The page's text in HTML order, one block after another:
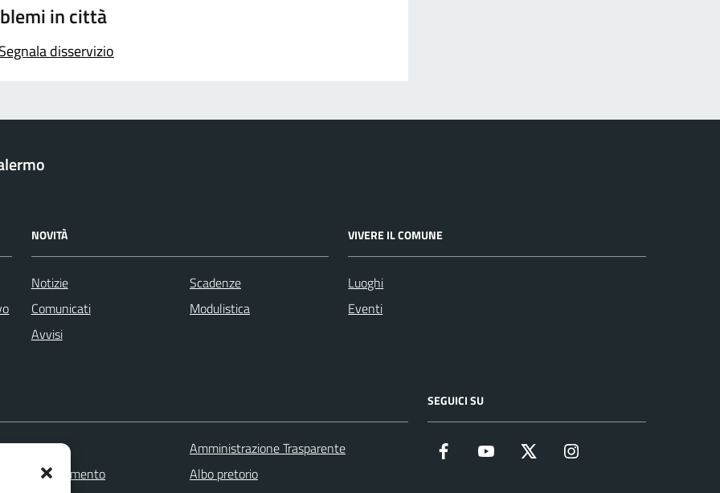
in città
Segnala disservizio
NOVITÀ
Notizie
Comunicati
Avvisi
Scadenze
Modulistica
VIVERE IL COMUNE
Luoghi
Eventi
appuntamento
Amministrazione Trasparente
Albo pretorio
SEGUICI SU
Facebook YouTube Twitter